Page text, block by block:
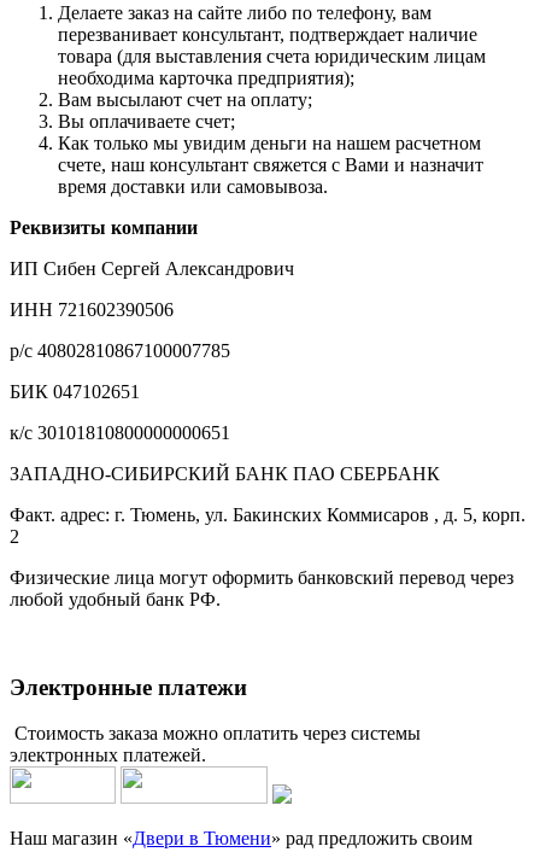
Делаете заказ на сайте либо по телефону, вам
перезванивает консультант, подтверждает наличие
товара (для выставления счета юридическим лицам
необходима карточка предприятия);
Вам высылают счет на оплату;
Вы оплачиваете счет;
Как только мы увидим деньги на нашем расчетном
счете, наш консультант свяжется с Вами и назначит
время доставки или самовывоза.
Реквизиты компании
ИП Сибен Сергей Александрович
ИНН 721602390506
р/с 40802810867100007785
БИК 047102651
к/с 30101810800000000651
ЗАПАДНО-СИБИРСКИЙ БАНК ПАО СБЕРБАНК
Факт. адрес: г. Тюмень, ул. Бакинских Коммисаров , д. 5, корп.
2
Физические лица могут оформить банковский перевод через
любой удобный банк РФ.
Электронные платежи
Стоимость заказа можно оплатить через системы
электронных платежей.
Наш магазин «Двери в Тюмени» рад предложить своим